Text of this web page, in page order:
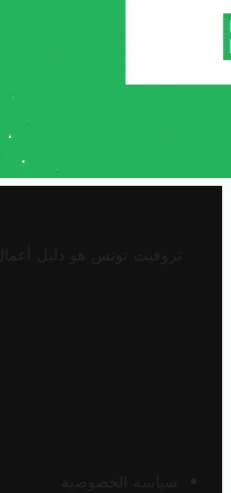
تروفيت تونس هو دليل
سياسة الخصوصية